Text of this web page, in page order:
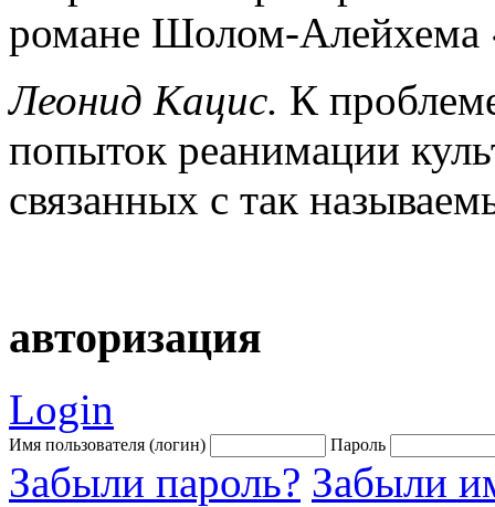
романе Шолом-Алейхема
Леонид Кацис. К
попыток реанимации
связанных с так
авторизация
Login
Имя пользователя (логин) Пароль
Забыли пароль? Забыли